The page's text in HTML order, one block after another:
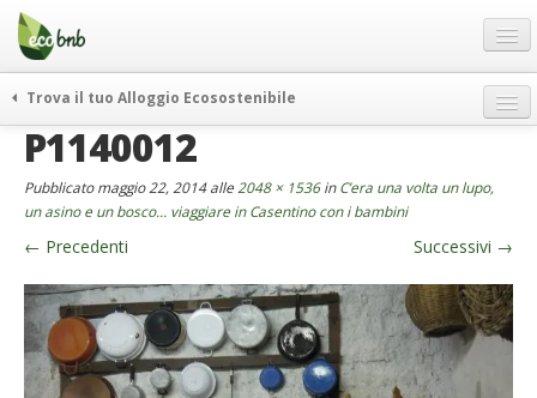
Menu
Salta
contenuto
Offerte Speciali
Regali
FAQ
Chi Siamo
Partner
Contatti
Italiano
Trova il tuo Alloggio Ecosostenibile
weekend green
curiosità
vivere e viaggiare verde
news ed eventi
ecohotel
rassegna stampa
P1140012
Pubblicatomaggio 22, 2014alle 2048 × 1536inC’era una volta un lupo,
un asino e un bosco… viaggiare in Casentino con i bambini
← Precedenti Successivi →